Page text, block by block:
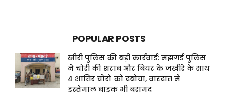
POPULAR POSTS
खीरी पुलिस की बड़ी कार्रवाई: मझगई पुलिस
ने चोरी की शराब और बियर के जखीरे के साथ
4 शातिर चोरों को दबोचा, वारदात में
इस्तेमाल बाइक भी बरामद